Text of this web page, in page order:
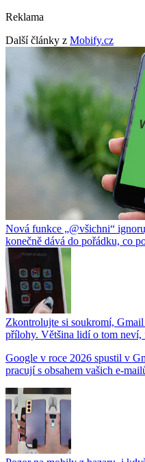
Reklama
Další články z Mobify.cz
Nová funkce „@všichni“
konečně dává do pořádku, co
Zkontrolujte si soukromí,
přílohy. Většina lidí o tom neví,
Google v roce 2026 spustil v
pracují s obsahem vašich e-